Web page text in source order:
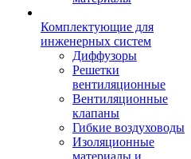
Комплектующие для
инженерных систем
Диффузоры
Решетки
вентиляционные
Вентиляционные
клапаны
Гибкие воздуховоды
Изоляционные
материалы и